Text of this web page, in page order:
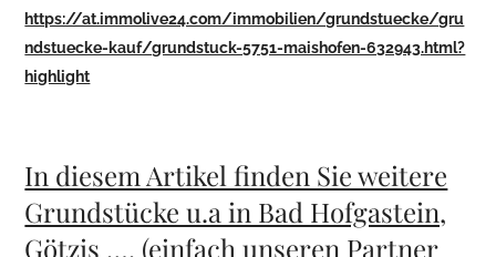
https://at.immolive24.com/immobilien/grundstuecke/gru
ndstuecke-kauf/grundstuck-5751-maishofen-632943.html?
highlight
In diesem Artikel finden Sie weitere
Grundstücke u.a in Bad Hofgastein,
Götzis …. (einfach unseren Partner